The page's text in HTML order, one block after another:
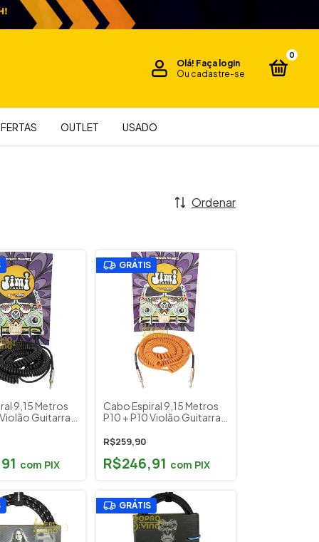
Olá! Faça login
Ou cadastre-se
0
OUTLET USADO
Ordenar
9,15 Metros
Guitarra
Preto Cód.
com PIX
GRÁTIS
Cabo Espiral 9,15 Metros
P10 + P10 Violão Guitarra
Jimi Cables Laranja Cód.
R$259,90
R$246,91 com PIX
GRÁTIS